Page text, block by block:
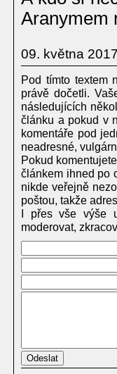
Aranymem
09. května 2017
Pod tímto textem
právě dočetli.
následujících
článku a pokud v
komentáře pod
neadresné,
Pokud
článkem ihned po
nikde veřejně
poštou, takže
I přes vše výše
moderovat,